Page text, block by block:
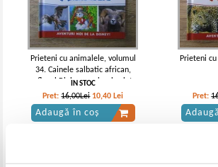
Prieteni cu animalele, volumul
34. Cainele salbatic african,
muflonul Bighorn, soimul calator
IN STOC
Pret:16,00Lei 10,40 Lei
Adaugă în coș
Prieteni
Pret: